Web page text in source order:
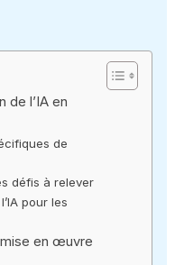
de l’IA en
de
défis à relever
pour les
en œuvre